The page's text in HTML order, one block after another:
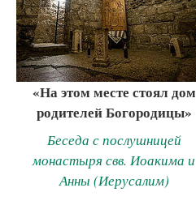
«На этом месте стоял дом
родителей Богородицы»
Беседа с послушницей
монастыря свв. Иоакима и
Анны (Иерусалим)